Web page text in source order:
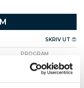
perler langs
deg ekte
i Palmas ikoniske
majestetisk
idylliske
SKRIV UT
PROGRAM
Ankomst og første møte
med Mallorca